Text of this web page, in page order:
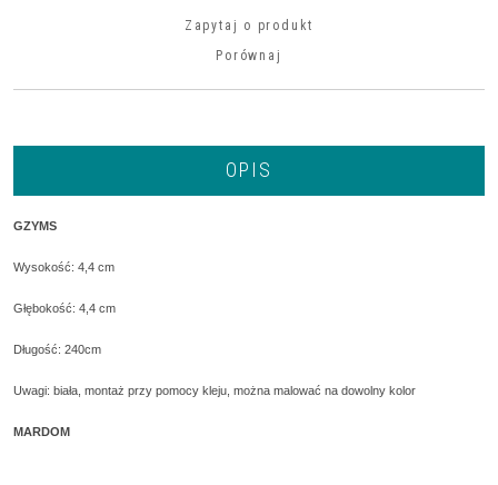
Zapytaj o produkt
Porównaj
OPIS
GZYMS
Wysokość: 4,4 cm
Głębokość: 4,4 cm
Długość: 240cm
Uwagi: biała, montaż przy pomocy kleju, można malować na dowolny kolor
MARDOM